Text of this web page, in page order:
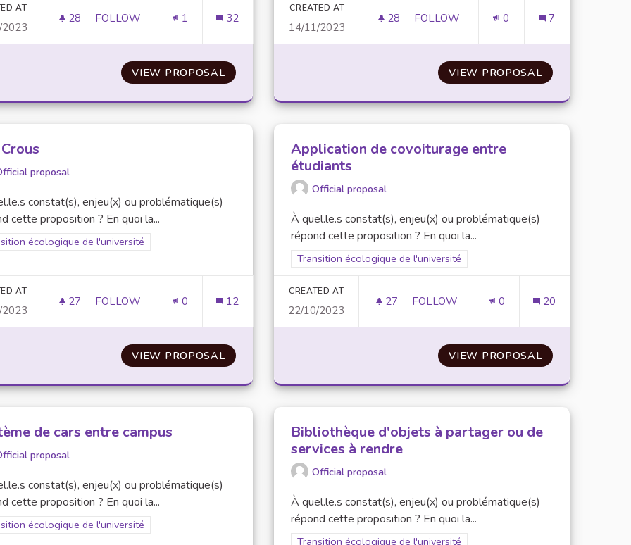
AT
28 28 FOLLOWERS
FOLLOW 1 32
VIEW PROPOSALVIDE-GRENIER / DÉPÔT VENTE
CREATED AT
14/11/2023
28 28 FOLLOWERS
FOLLOW 0 7
VIEW PROPOSALLA
proposal
constat(s), enjeu(x) ou problématique(s)
cette proposition ? En quoi la...
results for scope: Transition écologique de l'université
écologique de l'université
AT
27 27 FOLLOWERS
FOLLOW 0 12
VIEW PROPOSALECO CROUS
Application de covoiturage entre
étudiants
Official proposal
À quel.le.s constat(s), enjeu(x) ou problématique(s)
répond cette proposition ? En quoi la...
Filter results for scope: Transition écologique de l'université
Transition écologique de l'université
CREATED AT
22/10/2023
27 27 FOLLOWERS
FOLLOW 0 20
VIEW PROPOSALAPPLICATION
de cars entre campus
proposal
constat(s), enjeu(x) ou problématique(s)
cette proposition ? En quoi la...
results for scope: Transition écologique de l'université
écologique de l'université
Bibliothèque d'objets à partager ou de
services à rendre
Official proposal
À quel.le.s constat(s), enjeu(x) ou problématique(s)
répond cette proposition ? En quoi la...
Filter results for scope: Transition écologique de l'université
Transition écologique de l'université